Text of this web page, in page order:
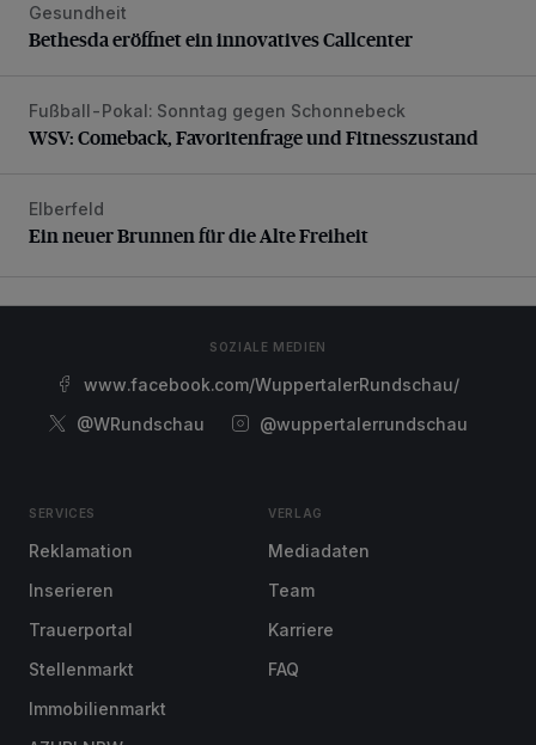
Bethesda eröffnet ein innovatives Callcenter
Gesundheit
Bethesda eröffnet ein innovatives Callcenter
WSV: Comeback, Favoritenfrage und Fitnesszustand
Fußball-Pokal: Sonntag gegen Schonnebeck
WSV: Comeback, Favoritenfrage und Fitnesszustand
Ein neuer Brunnen für die Alte Freiheit
Elberfeld
Ein neuer Brunnen für die Alte Freiheit
SOZIALE MEDIEN
www.facebook.com/WuppertalerRundschau/
@WRundschau
@wuppertalerrundschau
SERVICES
Reklamation
Inserieren
Trauerportal
Stellenmarkt
Immobilienmarkt
VERLAG
Mediadaten
Team
Karriere
FAQ